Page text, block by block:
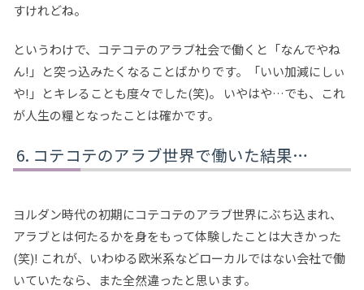
すけれどね。
というわけで、コテコテのアラブ社会で働くと「なんでやね
ん!」と突っ込みたくなることばかりです。「いい加減にしぃ
や!」とキレることも度々でした(笑)。 いやはや…でも、これ
が人生の糧となったことは確かです。
コテコテのアラブ世界で働いた結果…
ヨルダン時代の初期にコテコテのアラブ世界にぶち込まれ、
アラブとは何たるかを身をもって体験したことは大きかった
(笑)! これが、いわゆる欧米系などローカルではない会社で働
いていたなら、また全然違ったと思います。